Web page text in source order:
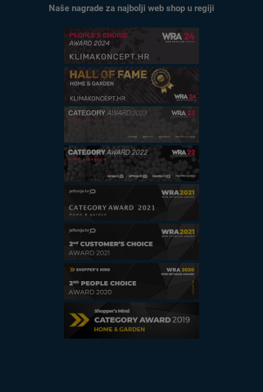
Naše nagrade za najbolji web shop u regiji